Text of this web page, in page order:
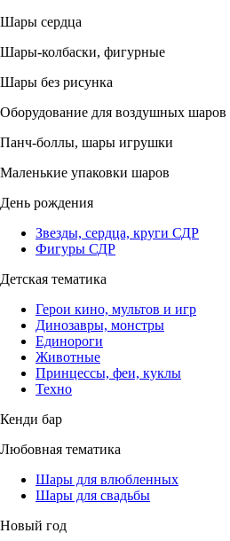
Шары сердца
Шары-колбаски, фигурные
Шары без рисунка
Оборудование для воздушных шаров
Панч-боллы, шары игрушки
Маленькие упаковки шаров
День рождения
Звезды, сердца, круги СДР
Фигуры СДР
Детская тематика
Герои кино, мультов и игр
Динозавры, монстры
Единороги
Животные
Принцессы, феи, куклы
Техно
Кенди бар
Любовная тематика
Шары для влюбленных
Шары для свадьбы
Новый год